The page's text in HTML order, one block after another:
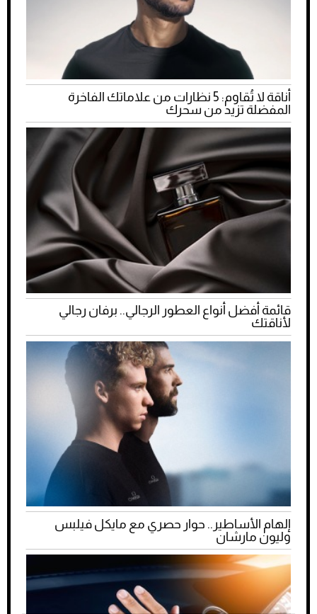
أناقة لا تُقاوم: 5 نظارات من علاماتك الفاخرة
المفضلة تزيد من سحرك
قائمة أفضل أنواع العطور الرجالي.. برفان رجالي
لأناقتك
إلهام الأساطير.. حوار حصري مع مايكل فيلبس
وليون مارشان